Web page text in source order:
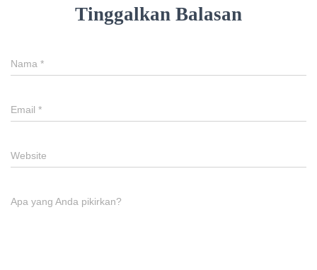
Tinggalkan Balasan
Nama *
Email *
Website
Apa yang Anda pikirkan?